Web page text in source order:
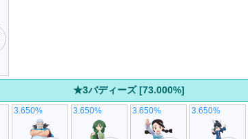
★3バディーズ [73.000%]
3.650% 3.650% 3.650% 3.650%